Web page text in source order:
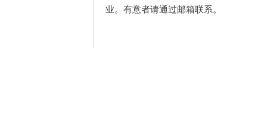
业。有意者请通过邮箱联系。